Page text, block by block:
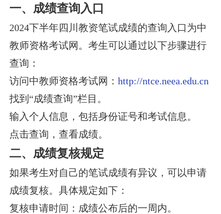
一、成绩查询入口
2024下半年四川教资笔试成绩的查询入口为中
教师资格考试网。考生可以通过以下步骤进行
查询：
访问中教师资格考试网：http://ntce.neea.edu.cn
找到“成绩查询”栏目。
输入个人信息，包括身份证号和考试信息。
点击查询，查看成绩。
二、成绩复核规定
如果考生对自己的笔试成绩有异议，可以申请
成绩复核。具体规定如下：
复核申请时间：成绩公布后的一周内。